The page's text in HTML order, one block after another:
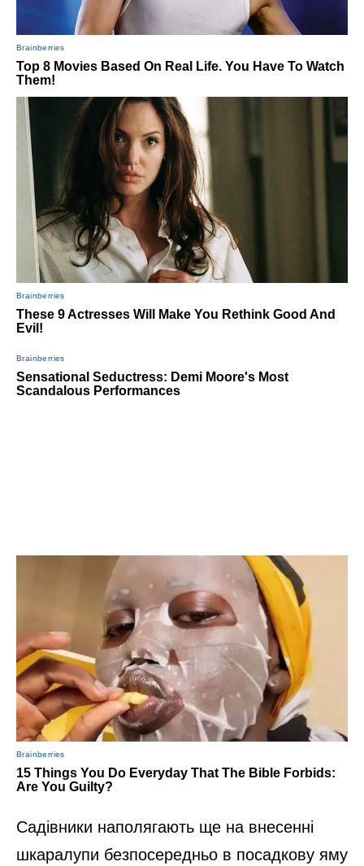
Садівники наполягають ще на внесенні
шкаралупи безпосередньо в посадкову яму